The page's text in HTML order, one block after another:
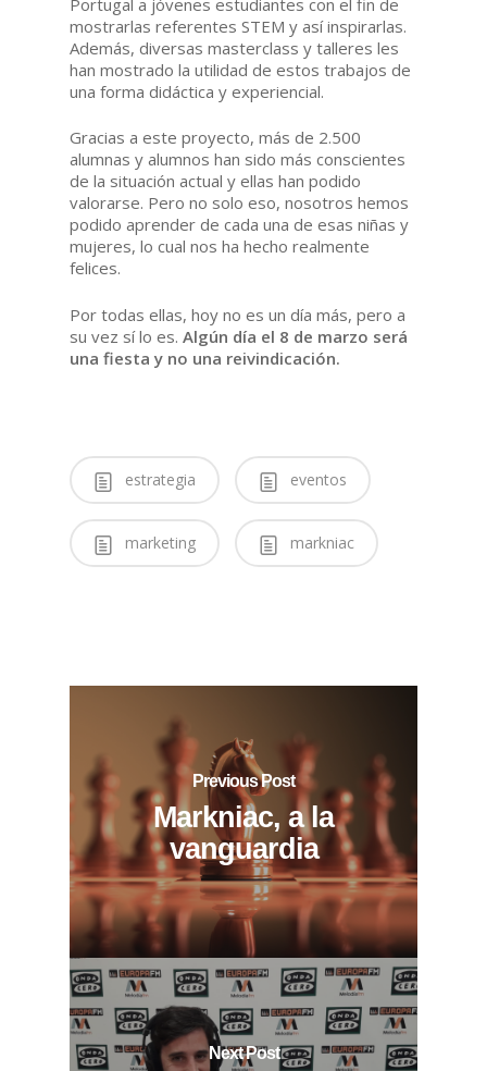
mostrarlas referentes STEM y así inspirarlas.
Además, diversas masterclass y talleres les
han mostrado la utilidad de estos trabajos de
una forma didáctica y experiencial.
Gracias a este proyecto, más de 2.500
alumnas y alumnos han sido más conscientes
de la situación actual y ellas han podido
valorarse. Pero no solo eso, nosotros hemos
podido aprender de cada una de esas niñas y
mujeres, lo cual nos ha hecho realmente
felices.
Por todas ellas, hoy no es un día más, pero a
su vez sí lo es. Algún día el 8 de marzo será
una fiesta y no una reivindicación.
estrategia eventos
marketing markniac
Previous Post
Markniac, a la
vanguardia
Next Post